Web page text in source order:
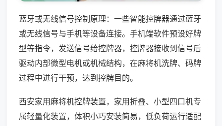
蓝牙或无线信号控制原理：一些智能控牌器通过蓝牙
或无线信号与手机等设备连接。手机端软件预设好牌
型等指令，发送信号给控牌器，控牌器接收到信号后
驱动内部微型电机或机械结构，在麻将机洗牌、码牌
过程中进行干预，达到控牌目的。
西安家用麻将机控牌装置，家用折叠、小型四口机专
属轻量化装置，体积小巧安装简易，低负荷运行适配